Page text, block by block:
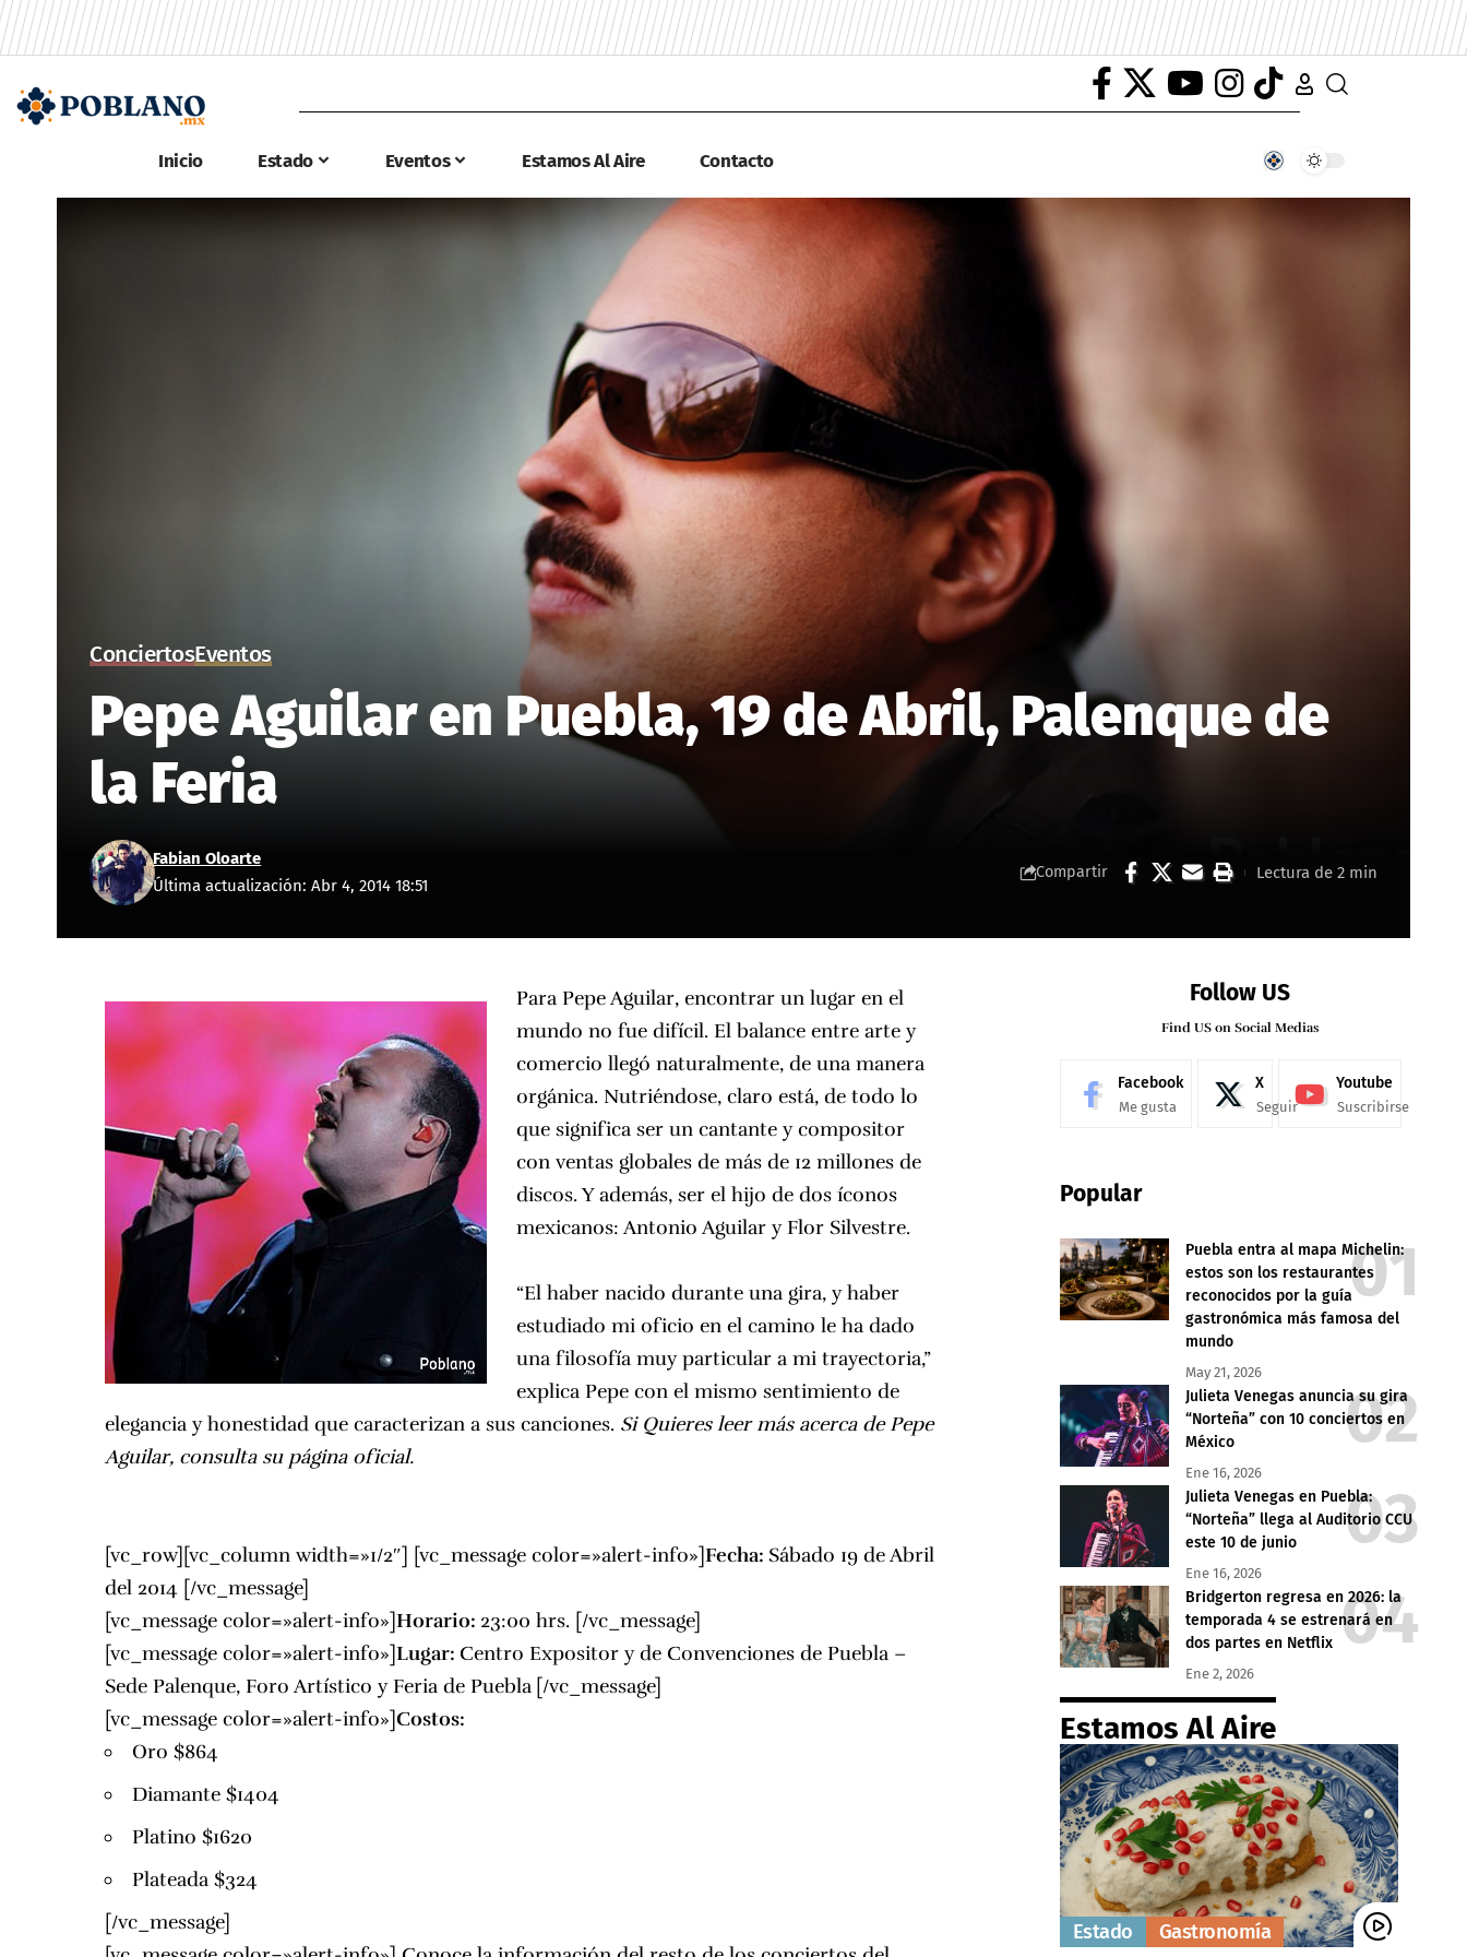
Inicio Estado Eventos Estamos Al Aire Contacto
ConciertosEventos
Pepe Aguilar en Puebla, 19 de Abril, Palenque de
la Feria
Última actualización: Abr 4, 2014 18:51
Fabian Oloarte
Compartir Lectura de 2 min
Para Pepe Aguilar, encontrar un lugar en el
mundo no fue difícil. El balance entre arte y
comercio llegó naturalmente, de una manera
orgánica. Nutriéndose, claro está, de todo lo
que significa ser un cantante y compositor
con ventas globales de más de 12 millones de
discos. Y además, ser el hijo de dos íconos
mexicanos: Antonio Aguilar y Flor Silvestre.
“El haber nacido durante una gira, y haber
estudiado mi oficio en el camino le ha dado
una filosofía muy particular a mi trayectoria,”
explica Pepe con el mismo sentimiento de
elegancia y honestidad que caracterizan a sus canciones. Si Quieres leer más acerca de Pepe
Aguilar, consulta su página oficial.
[vc_row][vc_column width=»1/2″] [vc_message color=»alert-info»]Fecha:Sábado 19 de Abril
del 2014 [/vc_message]
[vc_message color=»alert-info»]Horario: 23:00 hrs. [/vc_message]
[vc_message color=»alert-info»]Lugar: Centro Expositor y de Convenciones de Puebla –
Sede Palenque, Foro Artístico y Feria de Puebla [/vc_message]
[vc_message color=»alert-info»]Costos:
Oro $864
Diamante $1404
Platino $1620
Plateada $324
[/vc_message]
Follow US
Find US on Social Medias
Facebook
Me gusta
X
Seguir
Youtube
Suscribirse
Popular
Puebla entra al mapa Michelin:
estos son los restaurantes
reconocidos por la guía
gastronómica más famosa del
mundo
May 21, 2026
Julieta Venegas anuncia su gira
“Norteña” con 10 conciertos en
México
Ene 16, 2026
Julieta Venegas en Puebla:
“Norteña” llega al Auditorio CCU
este 10 de junio
Ene 16, 2026
Bridgerton regresa en 2026: la
temporada 4 se estrenará en
dos partes en Netflix
Ene 2, 2026
Estamos Al Aire
Estado Gastronomía